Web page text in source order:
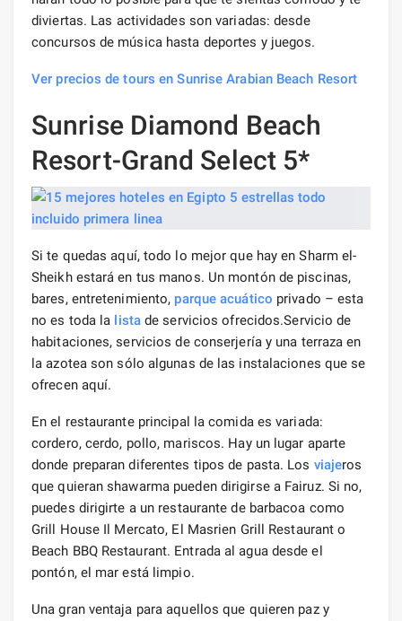
diviertas. Las actividades son variadas: desde
concursos de música hasta deportes y juegos.
Ver precios de tours en Sunrise Arabian Beach Resort
Sunrise Diamond Beach
Resort-Grand Select 5*
Si te quedas aquí, todo lo mejor que hay en Sharm el-
Sheikh estará en tus manos. Un montón de piscinas,
bares, entretenimiento, parque acuático privado – esta
no es toda la listade servicios ofrecidos.Servicio de
habitaciones, servicios de conserjería y una terraza en
la azotea son sólo algunas de las instalaciones que se
ofrecen aquí.
En el restaurante principal la comida es variada:
cordero, cerdo, pollo, mariscos. Hay un lugar aparte
donde preparan diferentes tipos de pasta. Los viajeros
que quieran shawarma pueden dirigirse a Fairuz. Si no,
puedes dirigirte a un restaurante de barbacoa como
Grill House Il Mercato, El Masrien Grill Restaurant o
Beach BBQ Restaurant. Entrada al agua desde el
pontón, el mar está limpio.
Una gran ventaja para aquellos que quieren paz y